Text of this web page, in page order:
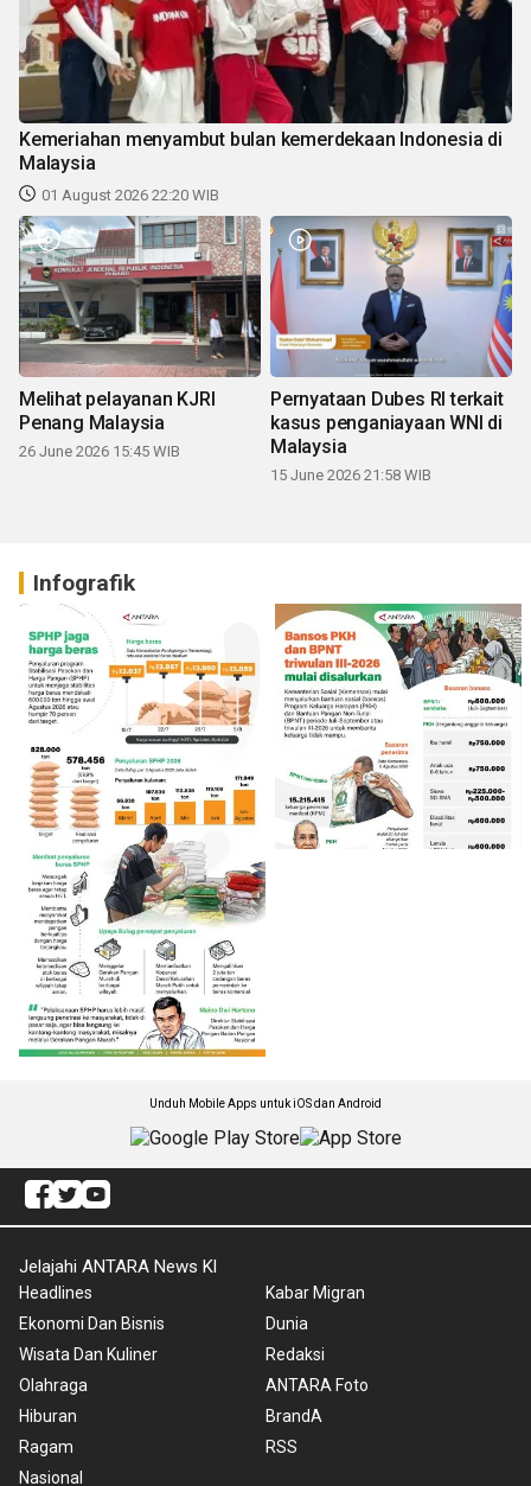
Kemeriahan menyambut bulan kemerdekaan Indonesia di
Malaysia
01 August 2026 22:20 WIB
Melihat pelayanan KJRI
Penang Malaysia
26 June 2026 15:45 WIB
Pernyataan Dubes RI terkait
kasus penganiayaan WNI di
Malaysia
15 June 2026 21:58 WIB
Infografik
Unduh Mobile Apps untuk iOS dan Android
Jelajahi ANTARA News Kl
Headlines
Ekonomi Dan Bisnis
Wisata Dan Kuliner
Olahraga
Hiburan
Ragam
Nasional
Kabar Migran
Dunia
Redaksi
ANTARA Foto
BrandA
RSS